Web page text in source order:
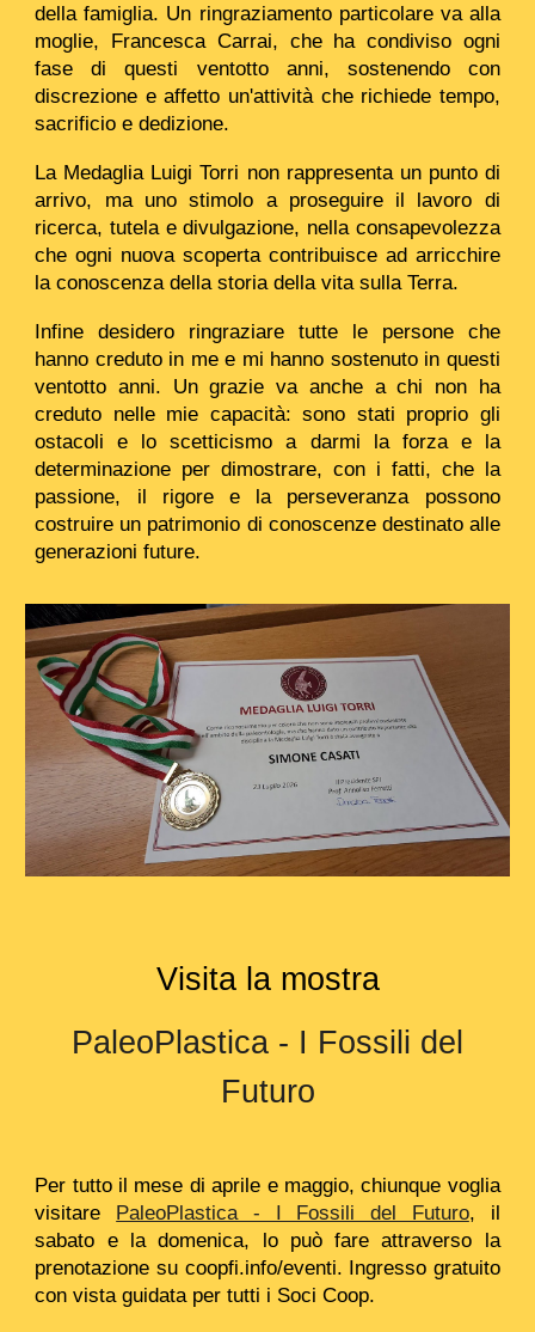
della famiglia. Un ringraziamento particolare va alla
moglie, Francesca Carrai, che ha condiviso ogni
fase di questi ventotto anni, sostenendo con
discrezione e affetto un'attività che richiede tempo,
sacrificio e dedizione.
La Medaglia Luigi Torri non rappresenta un punto di
arrivo, ma uno stimolo a proseguire il lavoro di
ricerca, tutela e divulgazione, nella consapevolezza
che ogni nuova scoperta contribuisce ad arricchire
la conoscenza della storia della vita sulla Terra.
Infine desidero ringraziare tutte le persone che
hanno creduto in me e mi hanno sostenuto in questi
ventotto anni. Un grazie va anche a chi non ha
creduto nelle mie capacità: sono stati proprio gli
ostacoli e lo scetticismo a darmi la forza e la
determinazione per dimostrare, con i fatti, che la
passione, il rigore e la perseveranza possono
costruire un patrimonio di conoscenze destinato alle
generazioni future.
Visita la mostra
PaleoPlastica - I Fossili del
Futuro
Per tutto il mese di aprile e maggio, chiunque voglia
visitare PaleoPlastica - I Fossili del Futuro, il
sabato e la domenica, lo può fare attraverso la
prenotazione su coopfi.info/eventi. Ingresso gratuito
con vista guidata per tutti i Soci Coop.